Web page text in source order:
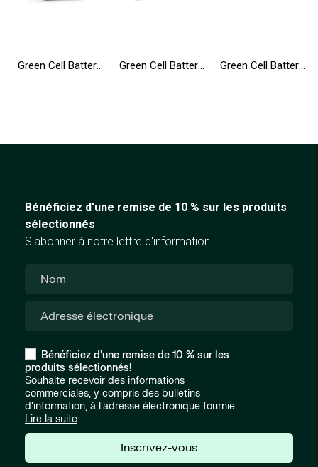
Green Cell Batterie MU06 593553-001 593554-001 pour HP 250 G1 255 G1 Pavilion DV6 DV7 DV6-6000 G6-2200 G6-2300 G7-1100 G7-2200 Green Cell Batterie T54FJ 8858X pour Dell Latitude E6420 E6430 E6520 E6530 E5420 E5430 E5520 E5530 E6440 E6540 Vostro 3460 3560 Green Cell Batterie WDX0R WDXOR pour Dell Inspiron 13 5368 5378 5379 15 5565 5567 5568 5570 17 5765 5767 5770 Vostro 5468 5568
Bénéficiez d'une remise de 10 % sur les produits
sélectionnés
S'abonner à notre lettre d'information
Bénéficiez d'une remise de 10 % sur les
produits sélectionnés!
Souhaite recevoir des informations
commerciales, y compris des bulletins
d'information, à l'adresse électronique fournie.
Lire la suite
Inscrivez-vous